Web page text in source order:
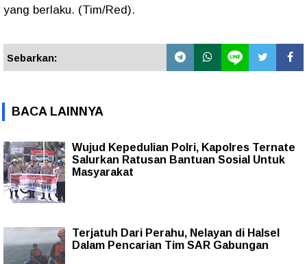
yang berlaku. (Tim/Red).
Sebarkan:
BACA LAINNYA
Wujud Kepedulian Polri, Kapolres Ternate
Salurkan Ratusan Bantuan Sosial Untuk
Masyarakat
Terjatuh Dari Perahu, Nelayan di Halsel
Dalam Pencarian Tim SAR Gabungan